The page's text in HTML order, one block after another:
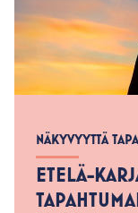
NÄKYVYYTTÄ
ETELÄ-